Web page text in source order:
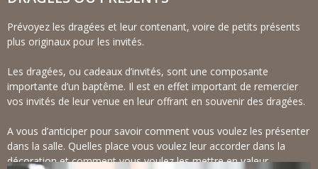
Prévoyez les dragées et leur contenant, voire de petits présents
plus originaux pour les invités.
Les dragées, ou cadeaux d’invités, sont une composante
importante d’un baptême. Il est en effet important de remercier
vos invités de leur venue en leur offrant en souvenir des dragées.
A vous d’anticiper pour savoir comment vous voulez les présenter
dans la salle. Quelles place vous voulez leur accorder dans la
décoration et comment vous voulez les mettre en valeur.